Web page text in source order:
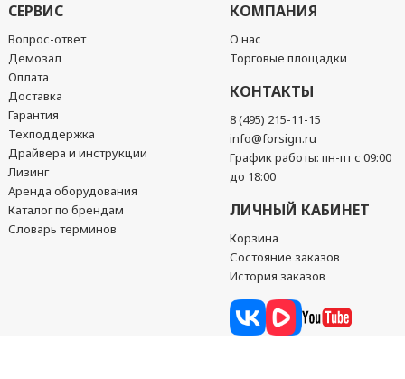
СЕРВИС
Вопрос-ответ
Демозал
Оплата
Доставка
Гарантия
Техподдержка
Драйвера и инструкции
Лизинг
Аренда оборудования
Каталог по брендам
Словарь терминов
КОМПАНИЯ
О нас
Торговые площадки
КОНТАКТЫ
8 (495) 215-11-15
info@forsign.ru
График работы: пн-пт с 09:00
до 18:00
ЛИЧНЫЙ КАБИНЕТ
Корзина
Состояние заказов
История заказов